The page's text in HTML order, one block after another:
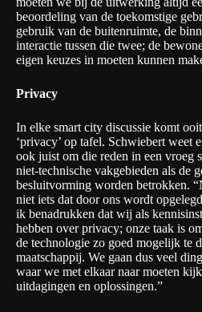
beoordeling van de toekomstige
gebruik van de buitenruimte, de
interactie tussen die twee; de
eigen keuzes in moeten kunnen
Privacy
In elke smart city discussie komt
‘privacy’ op tafel. Schwiebert weet
ook juist om die reden in een vroeg
niet-technische vakgebieden als de
besluitvorming worden betrokken.
niet iets dat door ons wordt
ik benadrukken dat wij als
hebben over privacy; onze taak is
de technologie zo goed mogelijk te
maatschappij. We gaan dus veel
waar we met elkaar naar moeten
uitdagingen en oplossingen.”